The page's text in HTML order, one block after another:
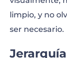
limpio, y no
ser necesario.
Jerarquía